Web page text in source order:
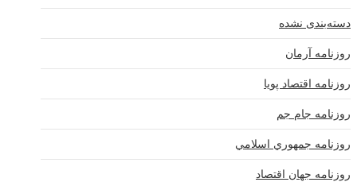
دسته‌بندی نشده
روزنامه آرمان
روزنامه اقتصاد پویا
روزنامه جام جم
روزنامه جمهوري اسلامي
روزنامه جهان اقتصاد